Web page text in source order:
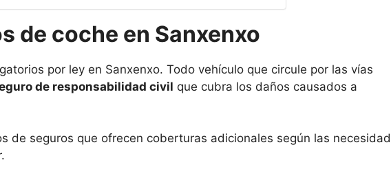
de coche en Sanxenxo
por ley en Sanxenxo. Todo vehículo que circule por las vías
de responsabilidad civil que cubra los daños causados a
de seguros que ofrecen coberturas adicionales según las